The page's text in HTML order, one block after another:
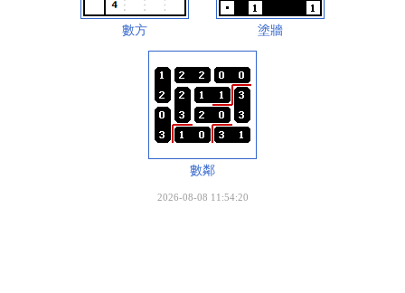
數方 塗牆
數鄰
2026-08-08 11:54:20